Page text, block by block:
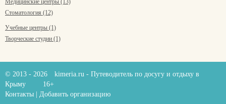
Медицинские центры (13)
Стоматология (12)
Учебные центры (1)
Творческие студии (1)
© 2013 - 2026 kimeria.ru - Путеводитель по досугу и отдыху в
Крыму
16+
Контакты
Добавить организацию